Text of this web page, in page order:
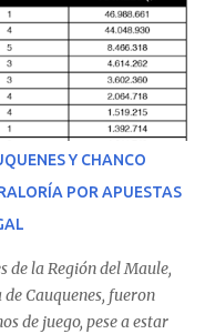
urgencia al Hospital
partió hacia
del traslado, el
y pese a los esfuerzos
sin alcanzar a
de destino. Apenas se
padres —residentes en
la esperanza de una
Y CHANCO
POR APUESTAS
de la Región del Maule,
Cauquenes, fueron
de juego, pese a estar